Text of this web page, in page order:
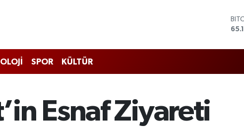
SPOR KÜLTÜR
Esnaf Ziyareti